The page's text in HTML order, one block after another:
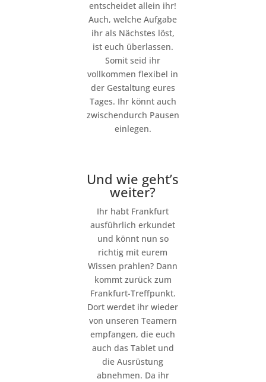
entscheidet allein ihr!
Auch, welche Aufgabe
ihr als Nächstes löst,
ist euch überlassen.
Somit seid ihr
vollkommen flexibel in
der Gestaltung eures
Tages. Ihr könnt auch
zwischendurch Pausen
einlegen.
Und wie geht’s
weiter?
Ihr habt Frankfurt
ausführlich erkundet
und könnt nun so
richtig mit eurem
Wissen prahlen? Dann
kommt zurück zum
Frankfurt-Treffpunkt.
Dort werdet ihr wieder
von unseren Teamern
empfangen, die euch
auch das Tablet und
die Ausrüstung
abnehmen. Da ihr